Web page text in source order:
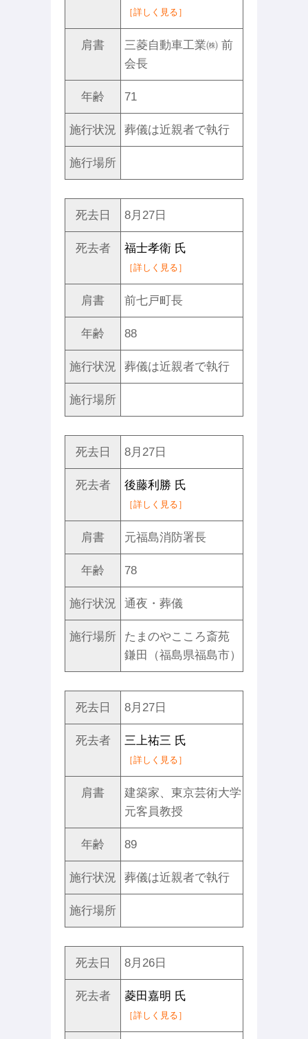
［詳しく見る］
肩書
三菱自動車工業㈱ 前
会長
年齢 71
施行状況 葬儀は近親者で執行
施行場所
死去日 8月27日
死去者 福士孝衛 氏
［詳しく見る］
肩書 前七戸町長
年齢 88
施行状況 葬儀は近親者で執行
施行場所
死去日 8月27日
死去者 後藤利勝 氏
［詳しく見る］
肩書 元福島消防署長
年齢 78
施行状況 通夜・葬儀
施行場所
たまのやこころ斎苑
鎌田（福島県福島市）
死去日 8月27日
死去者 三上祐三 氏
［詳しく見る］
肩書
建築家、東京芸術大学
元客員教授
年齢 89
施行状況 葬儀は近親者で執行
施行場所
死去日 8月26日
死去者 菱田嘉明 氏
［詳しく見る］